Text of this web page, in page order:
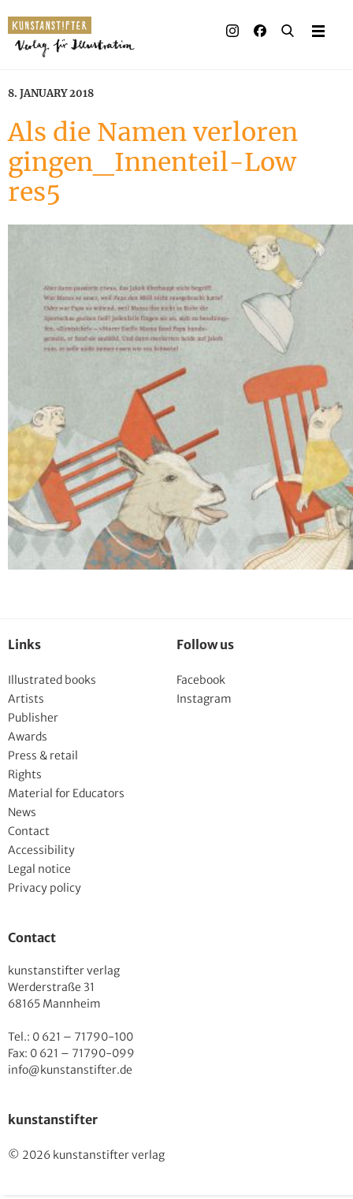
8. JANUARY 2018
Als die Namen verloren
gingen_Innenteil-Low
res5
Links
Illustrated books
Artists
Publisher
Awards
Press & retail
Rights
Material for Educators
News
Contact
Accessibility
Legal notice
Privacy policy
Follow us
Facebook
Instagram
Contact
kunstanstifter verlag
Werderstraße 31
68165 Mannheim
Tel.: 0 621 – 71790-100
Fax: 0 621 – 71790-099
info@kunstanstifter.de
kunstanstifter
© 2026 kunstanstifter verlag